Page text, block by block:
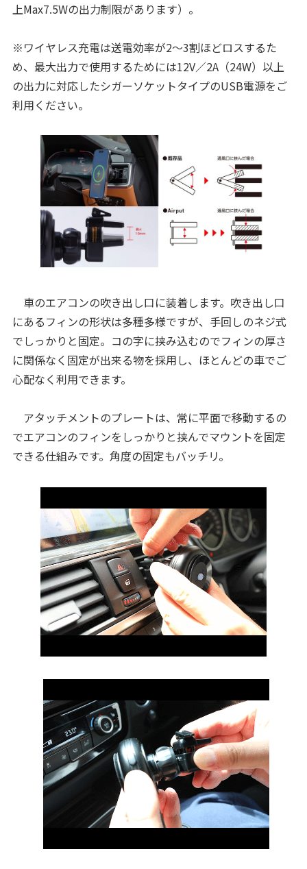
上Max7.5Wの出力制限があります）。
※ワイヤレス充電は送電効率が2～3割ほどロスするた
め、最大出力で使用するためには12V／2A（24W）以上
の出力に対応したシガーソケットタイプのUSB電源をご
利用ください。
車のエアコンの吹き出し口に装着します。吹き出し口
にあるフィンの形状は多種多様ですが、手回しのネジ式
でしっかりと固定。コの字に挟み込むのでフィンの厚さ
に関係なく固定が出来る物を採用し、ほとんどの車でご
心配なく利用できます。
アタッチメントのプレートは、常に平面で移動するの
でエアコンのフィンをしっかりと挟んでマウントを固定
できる仕組みです。角度の固定もバッチリ。